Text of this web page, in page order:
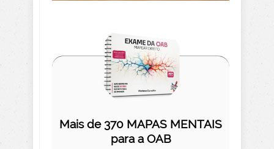
Mais de 370 MAPAS MENTAIS
para a OAB